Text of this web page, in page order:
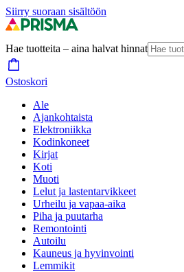
Siirry suoraan sisältöön
Hae tuotteita – aina halvat hinnat
Ostoskori
Ale
Ajankohtaista
Elektroniikka
Kodinkoneet
Kirjat
Koti
Muoti
Lelut ja lastentarvikkeet
Urheilu ja vapaa-aika
Piha ja puutarha
Remontointi
Autoilu
Kauneus ja hyvinvointi
Lemmikit